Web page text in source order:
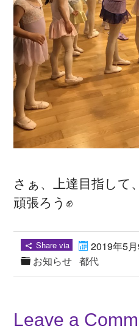
さぁ、上達目指して
頑張ろう✊
Share via
2019年5
お知らせ 都代
Leave a